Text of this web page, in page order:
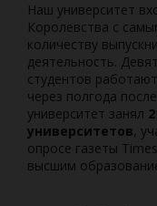
Наш университет
Королевства с
количеству
деятельность.
студентов
через полгода
университет занял
университетов,
опросе газеты
высшим